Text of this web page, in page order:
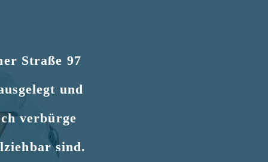
Straße 97
und
verbürge
sind.